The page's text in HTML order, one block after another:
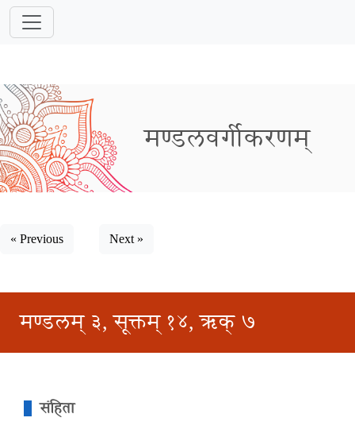
मण्डलवर्गीकरणम्
« Previous Next »
मण्डलम् ३, सूक्तम् १४, ऋक् ७
संहिता